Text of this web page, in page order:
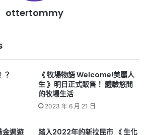
ottertommy
？
《 牧場物語 Welcome!美麗人
生 》明日正式販售！ 體驗悠閒
的牧場生活
2023 年 6 月 21 日
金週遊
踏入2022年的新拉昆市 《 生化